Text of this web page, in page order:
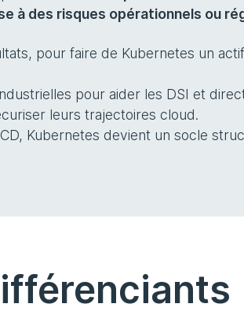
à des risques opérationnels ou
pour faire de Kubernetes un
pour aider les DSI et
leurs trajectoires cloud.
Kubernetes devient un socle